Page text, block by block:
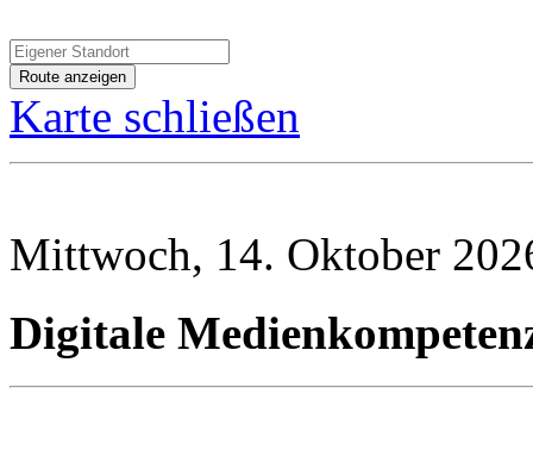
Karte schließen
Mittwoch, 14. Oktober
Digitale